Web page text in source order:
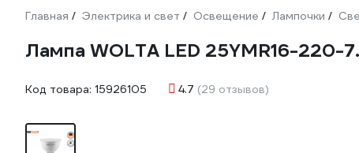
Главная / Электрика и свет / Освещение / Лампочки /
Лампа WOLTA LED 25YMR16-220-
Код товара: 15926105 4.7 (29 отзывов)